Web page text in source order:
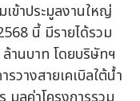
เข้าประมูลงานใหญ่
นี้ มีรายได้รวม
านบาท โดยบริษัทฯ
รวางสายเคเบิลใต้น้ำ